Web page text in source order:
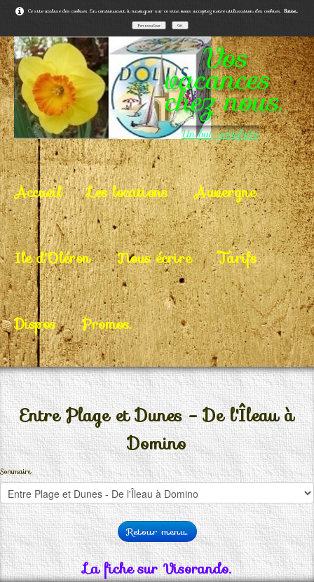
Ce site utilise des cookies. En continuant à naviguer sur ce site, vous acceptez notre utilisation des cookies. Suite...
Personnaliser OK
Vos
vacances
chez nous.
Un but, satisfaire.
Accueil Les locations Auvergne
Ile d'Oléron Nous écrire Tarifs
Dispos Promos.
Entre Plage et Dunes - De l'Îleau à
Domino
Sommaire
Retour menu.
La fiche sur Visorando.